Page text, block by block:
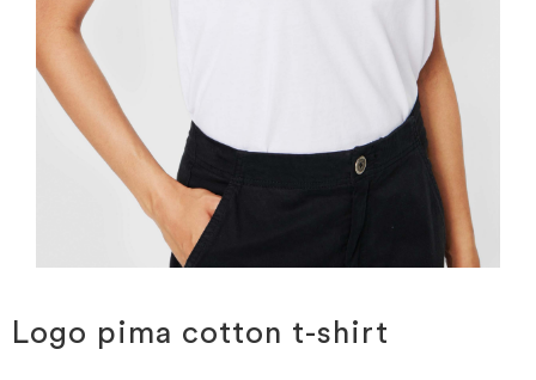
början
av
Logo pima cotton t-shirt